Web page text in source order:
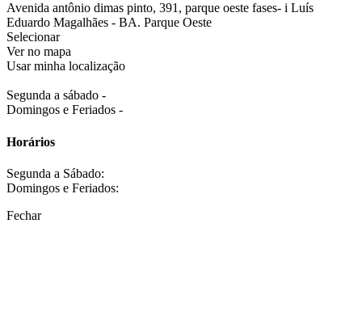
Avenida antônio dimas pinto, 391, parque oeste fases- i Luís
Eduardo Magalhães - BA. Parque Oeste
Selecionar
Ver no mapa
Usar minha localização
Segunda a sábado -
Domingos e Feriados -
Horários
Segunda a Sábado:
Domingos e Feriados:
Fechar